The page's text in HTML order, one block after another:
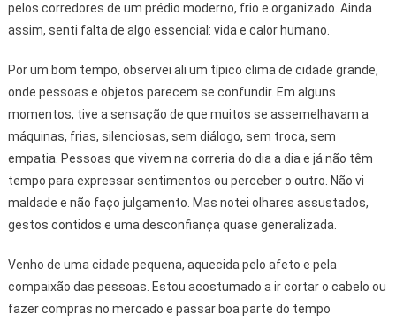
pelos corredores de um prédio moderno, frio e organizado. Ainda
assim, senti falta de algo essencial: vida e calor humano.
Por um bom tempo, observei ali um típico clima de cidade grande,
onde pessoas e objetos parecem se confundir. Em alguns
momentos, tive a sensação de que muitos se assemelhavam a
máquinas, frias, silenciosas, sem diálogo, sem troca, sem
empatia. Pessoas que vivem na correria do dia a dia e já não têm
tempo para expressar sentimentos ou perceber o outro. Não vi
maldade e não faço julgamento. Mas notei olhares assustados,
gestos contidos e uma desconfiança quase generalizada.
Venho de uma cidade pequena, aquecida pelo afeto e pela
compaixão das pessoas. Estou acostumado a ir cortar o cabelo ou
fazer compras no mercado e passar boa parte do tempo